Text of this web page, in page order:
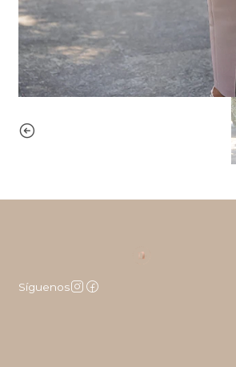
Síguenos